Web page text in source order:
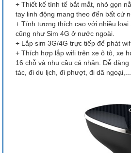
+ Thiết kế tính tế bắt mắt, nhỏ gọn
tay linh động mang theo đến bất cứ
+ Tính tương thích cao với nhiều loại
cũng như Sim 4G ở nước ngoài.
+ Lắp sim 3G/4G trực tiếp để phát
+ Thích hợp lắp wifi trên xe ô tô, xe
16 chỗ và nhu cầu cá nhân. Dễ
tác, đi du lịch, đi phượt, đi dã ngoại,...